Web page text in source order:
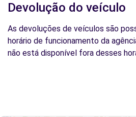
Devolução do veículo
As devoluções de veículos são
horário de funcionamento da
não está disponível fora desses